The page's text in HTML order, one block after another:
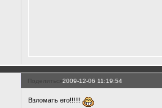
Поделиться2009-12-06 11:19:54
Взломать его!!!!!!